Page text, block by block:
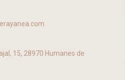
15, 28970 Humanes de